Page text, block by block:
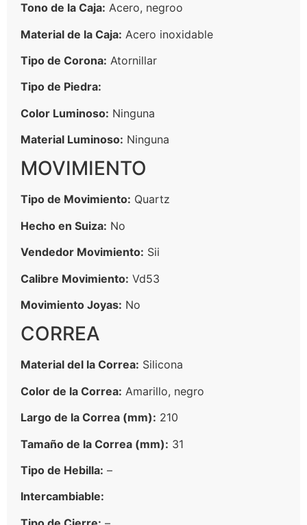
Tono de la Caja: Acero, negroo
Material de la Caja: Acero inoxidable
Tipo de Corona: Atornillar
Tipo de Piedra:
Color Luminoso: Ninguna
Material Luminoso: Ninguna
MOVIMIENTO
Tipo de Movimiento: Quartz
Hecho en Suiza: No
Vendedor Movimiento: Sii
Calibre Movimiento: Vd53
Movimiento Joyas: No
CORREA
Material del la Correa: Silicona
Color de la Correa: Amarillo, negro
Largo de la Correa (mm): 210
Tamaño de la Correa (mm): 31
Tipo de Hebilla: –
Intercambiable: